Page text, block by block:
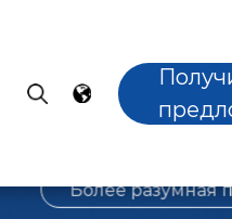
покупка